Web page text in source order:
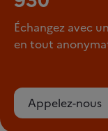
Échangez avec
en tout
Appelez-nous